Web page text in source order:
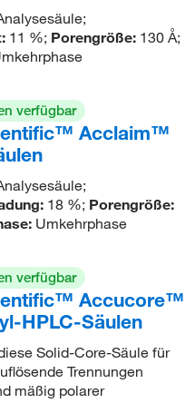
11 %; Porengröße:130 Å;
verfügbar
Acclaim™
18 %; Porengröße:
Umkehrphase
verfügbar
Accucore™
HPLC-Säulen
Solid-Core-Säule für
Trennungen
mäßig polarer